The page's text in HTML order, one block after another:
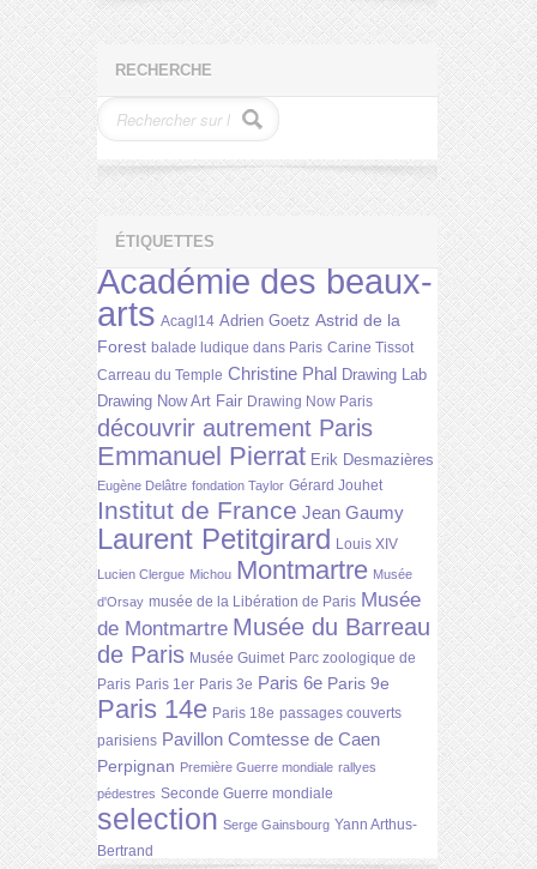
RECHERCHE
ÉTIQUETTES
Académie des beaux-
arts Acagl14 Adrien Goetz Astrid de la
Forest balade ludique dans Paris Carine Tissot
Carreau du Temple Christine Phal Drawing Lab
Drawing Now Art Fair Drawing Now Paris
découvrir autrement Paris
Emmanuel Pierrat Erik Desmazières
Eugène Delâtre fondation Taylor Gérard Jouhet
Institut de France Jean Gaumy
Laurent Petitgirard Louis XIV
Lucien Clergue Michou Montmartre Musée
d'Orsay musée de la Libération de Paris Musée
de Montmartre Musée du Barreau
de Paris Musée Guimet Parc zoologique de
Paris Paris 1er Paris 3e Paris 6e Paris 9e
Paris 14e Paris 18e passages couverts
parisiens Pavillon Comtesse de Caen
Perpignan Première Guerre mondiale rallyes
pédestres Seconde Guerre mondiale
selection Serge Gainsbourg Yann Arthus-
Bertrand